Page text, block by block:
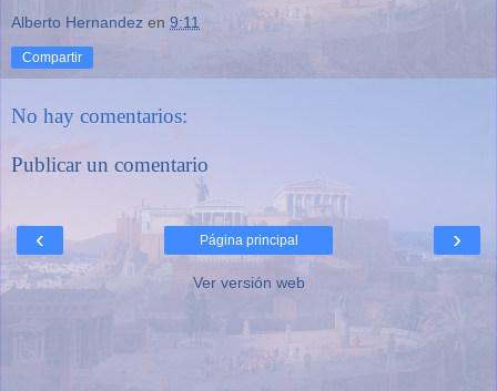
Alberto Hernandez en 9:11
Compartir
No hay comentarios:
Publicar un comentario
‹ ›
Página principal
Ver versión web